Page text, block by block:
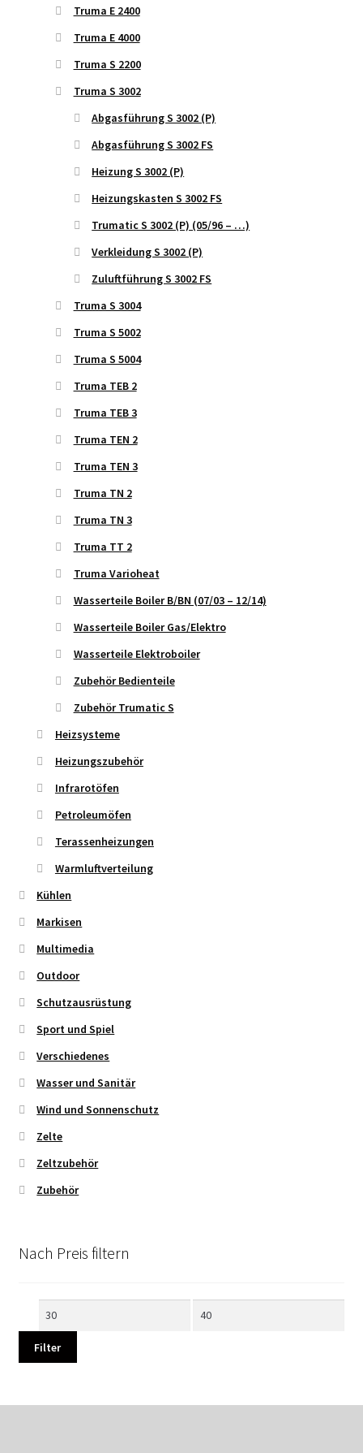
Truma E 2400
Truma E 4000
Truma S 2200
Truma S 3002
Abgasführung S 3002 (P)
Abgasführung S 3002 FS
Heizung S 3002 (P)
Heizungskasten S 3002 FS
Trumatic S 3002 (P) (05/96 – …)
Verkleidung S 3002 (P)
Zuluftführung S 3002 FS
Truma S 3004
Truma S 5002
Truma S 5004
Truma TEB 2
Truma TEB 3
Truma TEN 2
Truma TEN 3
Truma TN 2
Truma TN 3
Truma TT 2
Truma Varioheat
Wasserteile Boiler B/BN (07/03 – 12/14)
Wasserteile Boiler Gas/Elektro
Wasserteile Elektroboiler
Zubehör Bedienteile
Zubehör Trumatic S
Heizsysteme
Heizungszubehör
Infrarotöfen
Petroleumöfen
Terassenheizungen
Warmluftverteilung
Kühlen
Markisen
Multimedia
Outdoor
Schutzausrüstung
Sport und Spiel
Verschiedenes
Wasser und Sanitär
Wind und Sonnenschutz
Zelte
Zeltzubehör
Zubehör
Nach Preis filtern
Min.
Max.
Filter